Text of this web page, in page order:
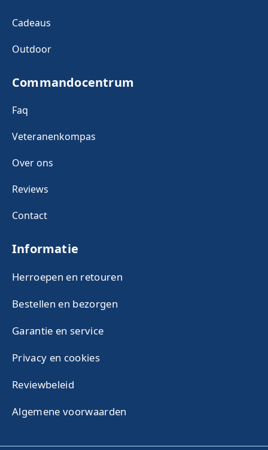
Cadeaus
Outdoor
Commandocentrum
Faq
Veteranenkompas
Over ons
Reviews
Contact
Informatie
Herroepen en retouren
Bestellen en bezorgen
Garantie en service
Privacy en cookies
Reviewbeleid
Algemene voorwaarden